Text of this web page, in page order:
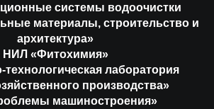
системы водоочистки
материалы, строительство и
архитектура»
НИЛ «Фитохимия»
лаборатория
производства»
машиностроения»